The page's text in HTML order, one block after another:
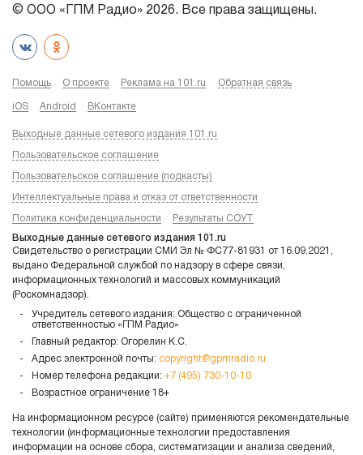
© ООО «ГПМ Радио» 2026. Все права защищены.
Помощь О проекте Реклама на 101.ru Обратная связь
iOS Android ВКонтакте
Выходные данные сетевого издания 101.ru
Пользовательское соглашение
Пользовательское соглашение (подкасты)
Интеллектуальные права и отказ от ответственности
Политика конфиденциальности Результаты СОУТ
Выходные данные сетевого издания 101.ru
Свидетельство о регистрации СМИ Эл № ФС77-81931 от 16.09.2021,
выдано Федеральной службой по надзору в сфере связи,
информационных технологий и массовых коммуникаций
(Роскомнадзор).
Учредитель сетевого издания: Общество с ограниченной
ответственностью «ГПМ Радио»
Главный редактор: Огорелин К.С.
Адрес электронной почты: copyright@gpmradio.ru
Номер телефона редакции: +7 (495) 730-10-10
Возрастное ограничение 18+
На информационном ресурсе (сайте) применяются рекомендательные
технологии (информационные технологии предоставления
информации на основе сбора, систематизации и анализа сведений,